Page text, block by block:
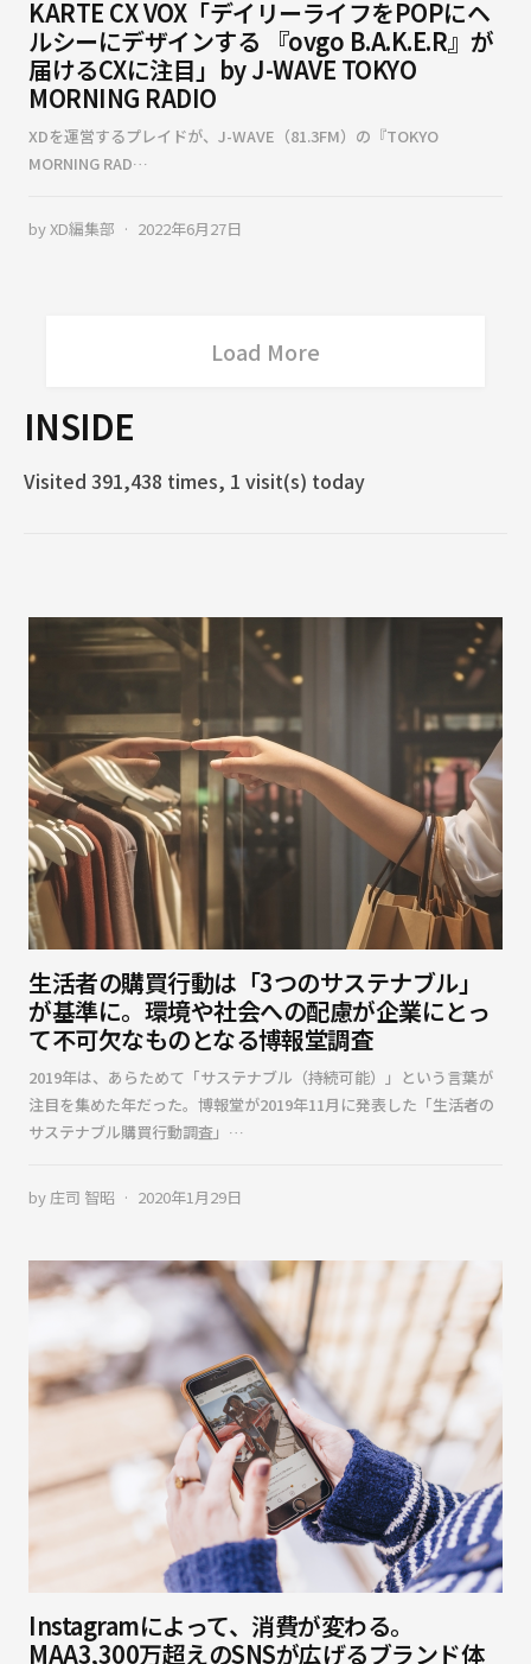
KARTE CX VOX「デイリーライフをPOPにヘ
ルシーにデザインする 『ovgo B.A.K.E.R』が
届けるCXに注目」by J-WAVE TOKYO
MORNING RADIO
XDを運営するプレイドが、J-WAVE（81.3FM）の『TOKYO
MORNING RAD…
byXD編集部 2022年6月27日
Load More
INSIDE
Visited 391,438 times, 1 visit(s) today
生活者の購買行動は「3つのサステナブル」
が基準に。環境や社会への配慮が企業にとっ
て不可欠なものとなる――博報堂調査
2019年は、あらためて「サステナブル（持続可能）」という言葉が
注目を集めた年だった。博報堂が2019年11月に発表した「生活者の
サステナブル購買行動調査」…
by庄司 智昭 2020年1月29日
Instagramによって、消費が変わる。
MAA3,300万超えのSNSが広げるブランド体